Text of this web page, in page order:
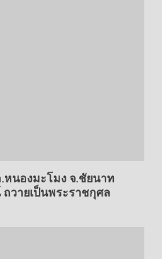
หนองมะโมง จ.ชัยนาท
วายเป็นพระราชกุศล